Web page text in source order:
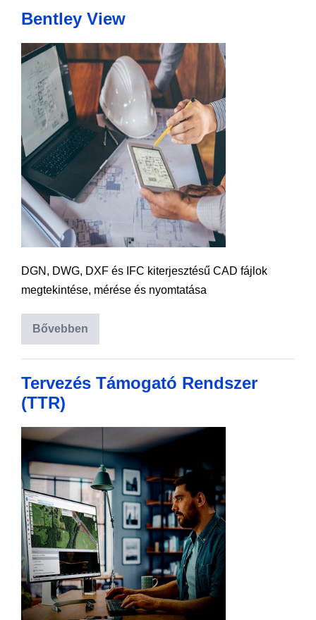
Bentley View
DGN, DWG, DXF és IFC kiterjesztésű CAD fájlok
megtekintése, mérése és nyomtatása
Bővebben
Tervezés Támogató Rendszer
(TTR)